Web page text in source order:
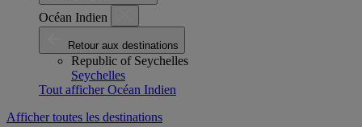
Océan Indien
Retour aux destinations
Republic of Seychelles
Seychelles
Tout afficher Océan Indien
Afficher toutes les destinations